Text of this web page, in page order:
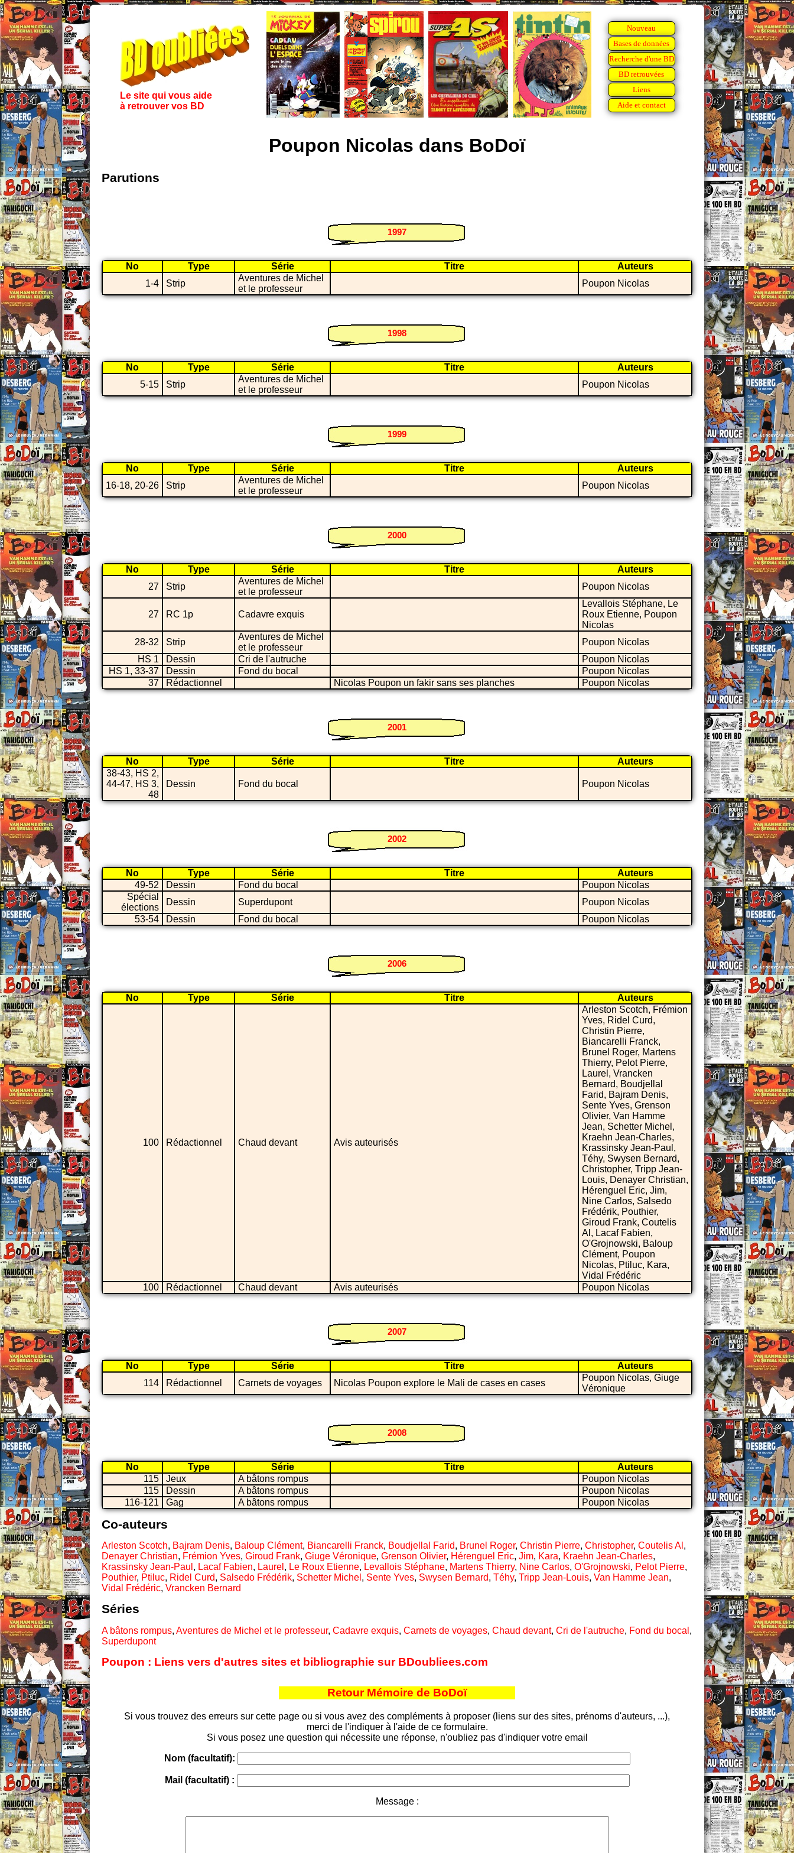
Le site qui vous aide
à retrouver vos BD
Nouveau
Bases de données
Recherche d'une BD
BD retrouvées
Liens
Aide et contact
Poupon Nicolas dans BoDoï
Parutions
1997
No Type Série Titre
Auteurs
1-4
Strip
Aventures de Michel
et le professeur
Poupon Nicolas
1998
No Type Série Titre
Auteurs
5-15
Strip
Aventures de Michel
et le professeur
Poupon Nicolas
1999
No Type Série Titre
Auteurs
16-18, 20-26
Strip
Aventures de Michel
et le professeur
Poupon Nicolas
2000
No Type Série Titre
Auteurs
27
Strip
Aventures de Michel
et le professeur
Poupon Nicolas
27 RC 1p Cadavre exquis
Levallois Stéphane, Le
Roux Etienne, Poupon
Nicolas
28-32
Strip
Aventures de Michel
et le professeur
Poupon Nicolas
HS 1
Dessin Cri de l'autruche
Poupon Nicolas
HS 1, 33-37
Dessin Fond du bocal
Poupon Nicolas
37
Rédactionnel Nicolas Poupon un fakir sans ses planches Poupon Nicolas
2001
No Type Série Titre
Auteurs
38-43, HS 2,
44-47, HS 3,
48
Dessin Fond du bocal Poupon Nicolas
2002
No Type Série Titre
Auteurs
49-52
Dessin Fond du bocal
Poupon Nicolas
Spécial
élections
Dessin Superdupont
Poupon Nicolas
53-54
Dessin Fond du bocal Poupon Nicolas
2006
No Type Série Titre Auteurs
100 Rédactionnel Chaud devant Avis auteurisés
Arleston Scotch, Frémion
Yves, Ridel Curd,
Christin Pierre,
Biancarelli Franck,
Brunel Roger, Martens
Thierry, Pelot Pierre,
Laurel, Vrancken
Bernard, Boudjellal
Farid, Bajram Denis,
Sente Yves, Grenson
Olivier, Van Hamme
Jean, Schetter Michel,
Kraehn Jean-Charles,
Krassinsky Jean-Paul,
Téhy, Swysen Bernard,
Christopher, Tripp Jean-
Louis, Denayer Christian,
Hérenguel Eric, Jim,
Nine Carlos, Salsedo
Frédérik, Pouthier,
Giroud Frank, Coutelis
Al, Lacaf Fabien,
O'Grojnowski, Baloup
Clément, Poupon
Nicolas, Ptiluc, Kara,
Vidal Frédéric
100
Rédactionnel Chaud devant Avis auteurisés Poupon Nicolas
2007
No Type Série Titre
Auteurs
114
Rédactionnel Carnets de voyages Nicolas Poupon explore le Mali de cases en cases
Poupon Nicolas, Giuge
Véronique
2008
No Type Série Titre
Auteurs
115
Jeux A bâtons rompus
Poupon Nicolas
115
Dessin A bâtons rompus
Poupon Nicolas
116-121
Gag A bâtons rompus Poupon Nicolas
Co-auteurs
Arleston Scotch, Bajram Denis, Baloup Clément, Biancarelli Franck, Boudjellal Farid, Brunel Roger, Christin Pierre, Christopher, Coutelis Al ,
Denayer Christian, Frémion Yves, Giroud Frank, Giuge Véronique, Grenson Olivier, Hérenguel Eric, Jim, Kara, Kraehn Jean-Charles,
Krassinsky Jean-Paul , Lacaf Fabien, Laurel , Le Roux Etienne, Levallois Stéphane, Martens Thierry, Nine Carlos, O'Grojnowski, Pelot Pierre,
Pouthier, Ptiluc, Ridel Curd, Salsedo Frédérik, Schetter Michel , Sente Yves, Swysen Bernard, Téhy, Tripp Jean-Louis, Van Hamme Jean,
Vidal Frédéric, Vrancken Bernard
Séries
A bâtons rompus, Aventures de Michel et le professeur, Cadavre exquis, Carnets de voyages, Chaud devant, Cri de l'autruche, Fond du bocal ,
Superdupont
Poupon : Liens vers d'autres sites et bibliographie sur BDoubliees.com
Retour Mémoire de BoDoï
Si vous trouvez des erreurs sur cette page ou si vous avez des compléments à proposer (liens sur des sites, prénoms d'auteurs, ...),
merci de l'indiquer à l'aide de ce formulaire.
Si vous posez une question qui nécessite une réponse, n'oubliez pas d'indiquer votre email
Nom (facultatif):
Mail (facultatif) :
Message :